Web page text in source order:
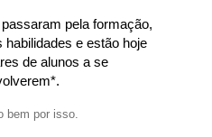
pela formação,
e estão hoje
de alunos a se
bem por isso.